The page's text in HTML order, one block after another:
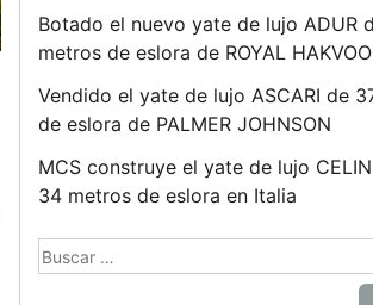
Botado el nuevo yate de lujo ADUR
metros de eslora de ROYAL
Vendido el yate de lujo ASCARI de
de eslora de PALMER JOHNSON
MCS construye el yate de lujo
34 metros de eslora en Italia
Buscar: